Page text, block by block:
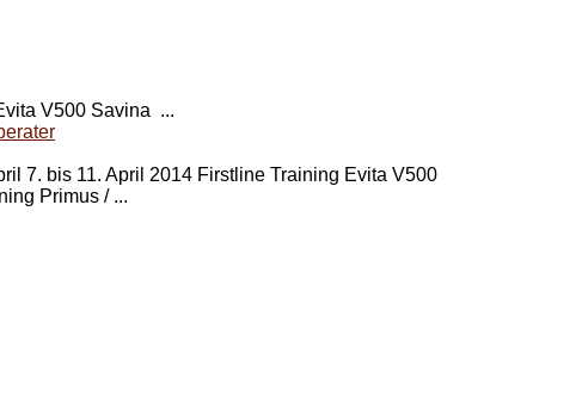
V500 Savina ...
7. bis 11. April 2014 Firstline Training Evita V500
Primus / ...